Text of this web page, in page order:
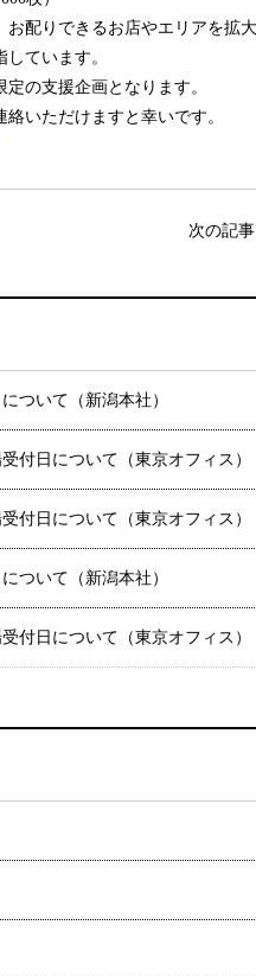
お配りできるお店やエリアを拡大
ています。
の支援企画となります。
いただけますと幸いです。
次の記
ついて（新潟本社）
付日について（東京オフィス）
付日について（東京オフィス）
ついて（新潟本社）
付日について（東京オフィス）